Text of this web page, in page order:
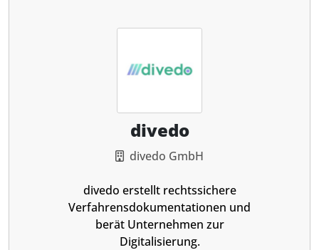
divedo
divedo GmbH
divedo erstellt rechtssichere
Verfahrensdokumentationen und
berät Unternehmen zur
Digitalisierung.